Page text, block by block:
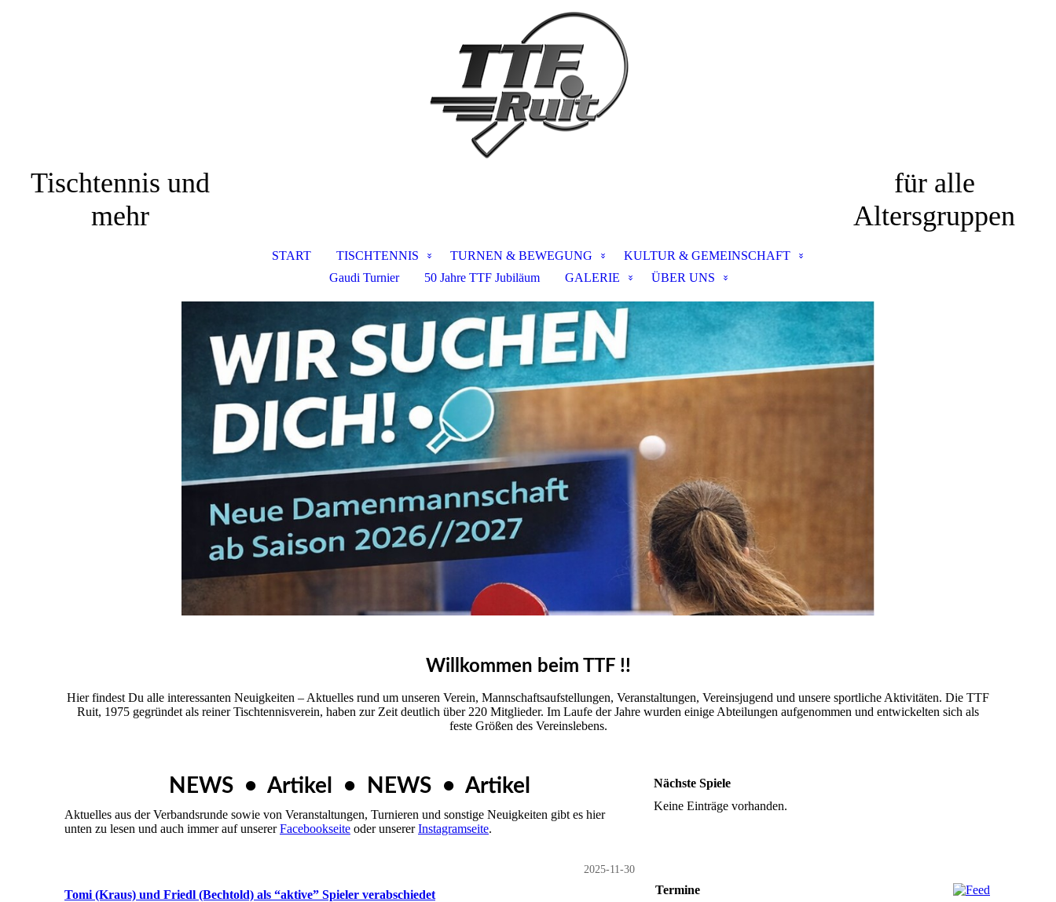
Tischtennis und
mehr
für alle
Altersgruppen
START TISCHTENNIS TURNEN & BEWEGUNG
KULTUR & GEMEINSCHAFT
Gaudi Turnier
50 Jahre TTF Jubiläum GALERIE ÜBER UNS
Willkommen beim TTF !!
Hier findest Du alle interessanten Neuigkeiten – Aktuelles rund um unseren Ver­ein, Mannschaftsaufstellungen, Veranstaltungen, Vereinsjugend und unsere sportliche Aktivitäten. Die TTF
Ruit, 1975 gegründet als reiner Tischtennisverein, haben zur Zeit deutlich über 220 Mitglieder. Im Laufe der Jahre wurden einige Abteilungen aufgenommen und entwickelten sich als
feste Größen des Vereinslebens.
NEWS • Artikel • NEWS • Artikel
Aktuelles aus der Verbandsrunde sowie von Veranstaltungen, Turnieren und sonstige Neuigkeiten gibt es hier
unten zu lesen und auch immer auf unsererFacebookseite oder unsererInstagramseite.
2025-11-30
Tomi (Kraus) und Friedl (Bechtold) als “aktive” Spieler verabschiedet
Nächste Spiele
Keine Einträge vorhanden.
Termine